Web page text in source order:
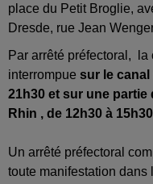
place du Petit Broglie,
Dresde, rue Jean
Par arrêté préfectoral,
interrompue sur le canal
21h30 et sur une partie
Rhin , de 12h30 à 15h30
Un arrêté préfectoral
toute manifestation dans